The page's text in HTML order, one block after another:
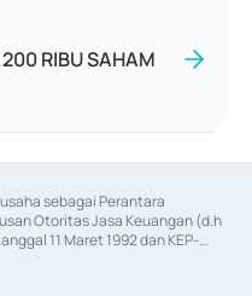
RIBU SAHAM
sebagai Perantara
Otoritas Jasa Keuangan (d.h
11 Maret 1992 dan KEP-
usaha sebagai Penjamin Emisi
Jasa Keuangan Nomor KEP-